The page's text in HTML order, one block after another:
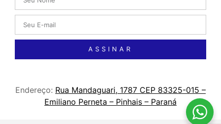
ASSINAR
Endereço: Rua Mandaguari, 1787 CEP 83325-015 –
Emiliano Perneta – Pinhais – Paraná